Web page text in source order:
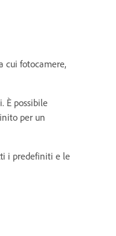
cui fotocamere,
È possibile
per un
i predefiniti e le